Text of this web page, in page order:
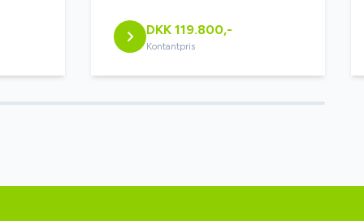
DKK 119.800,-
Kontantpris